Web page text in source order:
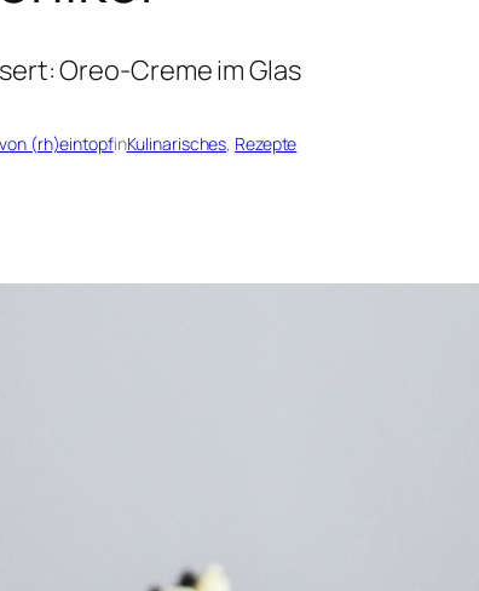
(rh)eintopfinKulinarisches, Rezepte